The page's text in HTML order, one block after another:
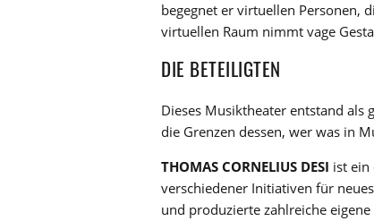
begegnet er virtuellen Personen,
virtuellen Raum nimmt vage
DIE BETEILIGTEN
Dieses Musiktheater entstand als
die Grenzen dessen, wer was in
THOMAS CORNELIUS DESI ist ein
verschiedener Initiativen für neues
und produzierte zahlreiche